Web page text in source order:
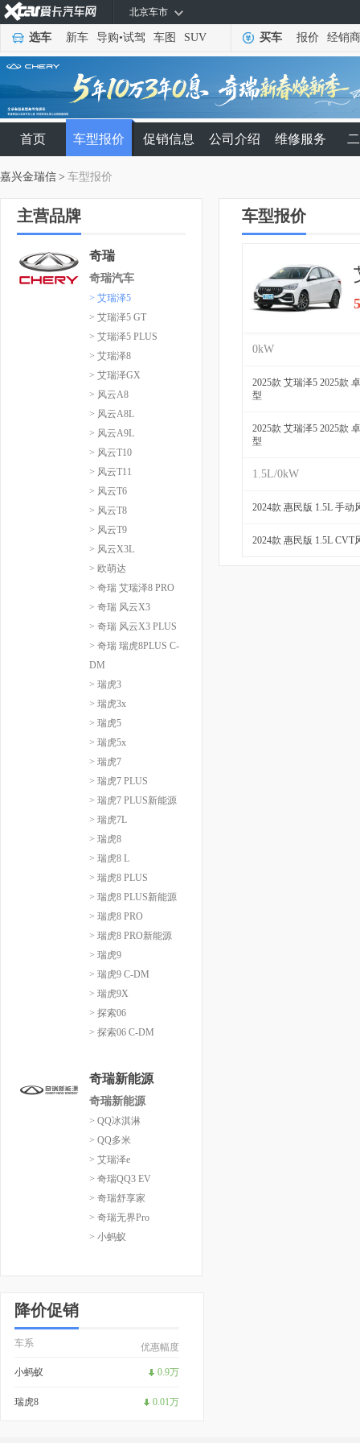
北京车市
选车 新车 导购•试驾 车图 SUV 买车 报价 经销商
首页 车型报价 促销信息 公司介绍 维修服务
嘉兴金瑞信 > 车型报价
主营品牌
奇瑞
奇瑞汽车
> 艾瑞泽5
> 艾瑞泽5 GT
> 艾瑞泽5 PLUS
> 艾瑞泽8
> 艾瑞泽GX
> 风云A8
> 风云A8L
> 风云A9L
> 风云T10
> 风云T11
> 风云T6
> 风云T8
> 风云T9
> 风云X3L
> 欧萌达
> 奇瑞 艾瑞泽8 PRO
> 奇瑞 风云X3
> 奇瑞 风云X3 PLUS
> 奇瑞 瑞虎8PLUS C-
DM
> 瑞虎3
> 瑞虎3x
> 瑞虎5
> 瑞虎5x
> 瑞虎7
> 瑞虎7 PLUS
> 瑞虎7 PLUS新能源
> 瑞虎7L
> 瑞虎8
> 瑞虎8 L
> 瑞虎8 PLUS
> 瑞虎8 PLUS新能源
> 瑞虎8 PRO
> 瑞虎8 PRO新能源
> 瑞虎9
> 瑞虎9 C-DM
> 瑞虎9X
> 探索06
> 探索06 C-DM
奇瑞新能源
奇瑞新能源
> QQ冰淇淋
> QQ多米
> 艾瑞泽e
> 奇瑞QQ3 EV
> 奇瑞舒享家
> 奇瑞无界Pro
> 小蚂蚁
降价促销
车系 优惠幅度
小蚂蚁 0.9万
瑞虎8 0.01万
车型报价
0kW
2025款 艾瑞泽5 2025款
型
2025款 艾瑞泽5 2025款
型
1.5L/0kW
2024款 惠民版 1.5L 手动
2024款 惠民版 1.5L CVT